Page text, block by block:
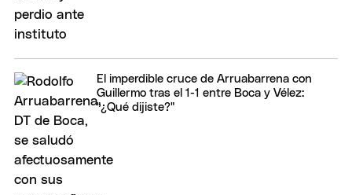
El imperdible cruce de Arruabarrena con
Guillermo tras el 1-1 entre Boca y Vélez:
"¿Qué dijiste?"